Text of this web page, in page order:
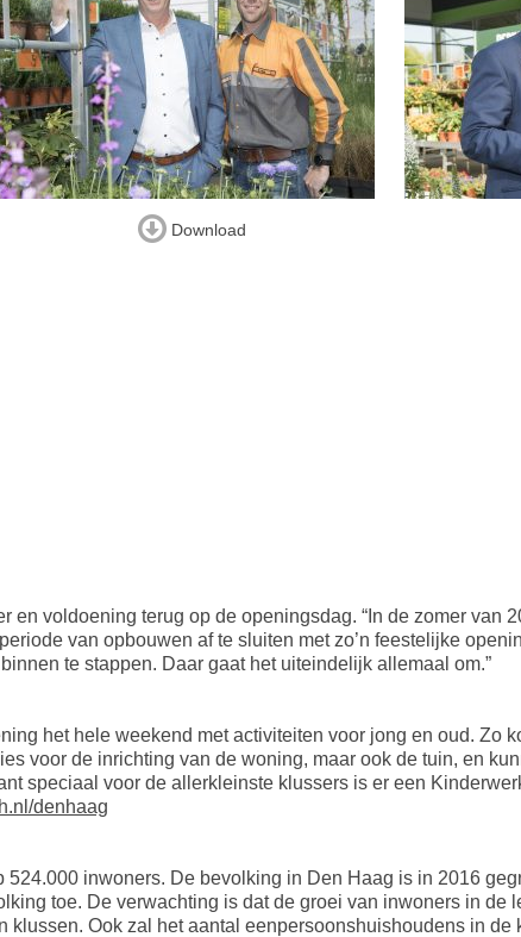
Download
en voldoening terug op de openingsdag. “In de zomer van
van opbouwen af te sluiten met zo’n feestelijke
te stappen. Daar gaat het uiteindelijk allemaal om.”
het hele weekend met activiteiten voor jong en oud. Zo
voor de inrichting van de woning, maar ook de tuin, en
speciaal voor de allerkleinste klussers is er een
denhaag
inwoners. De bevolking in Den Haag is in 2016
toe. De verwachting is dat de groei van inwoners in de
Ook zal het aantal eenpersoonshuishoudens in de